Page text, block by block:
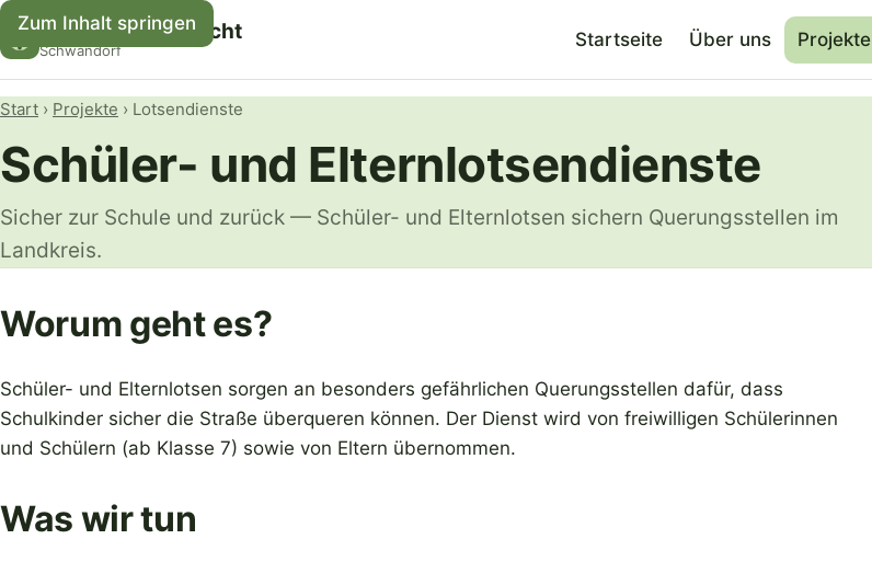
Zum Inhalt springen
Kreisverkehrswacht
Schwandorf
Startseite Über uns Projekte
Start › Projekte › Lotsendienste
Schüler- und Elternlotsendienste
Sicher zur Schule und zurück — Schüler- und Elternlotsen sichern Querungsstellen im
Landkreis.
Worum geht es?
Schüler- und Elternlotsen sorgen an besonders gefährlichen Querungsstellen dafür, dass
Schulkinder sicher die Straße überqueren können. Der Dienst wird von freiwilligen Schülerinnen
und Schülern (ab Klasse 7) sowie von Eltern übernommen.
Was wir tun